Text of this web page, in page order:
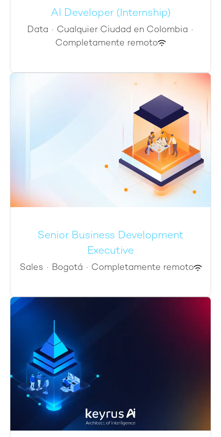
AI Developer (Internship)
Data · Cualquier Ciudad en Colombia ·
Completamente remoto
Senior Business Development
Executive
Sales · Bogotá · Completamente remoto